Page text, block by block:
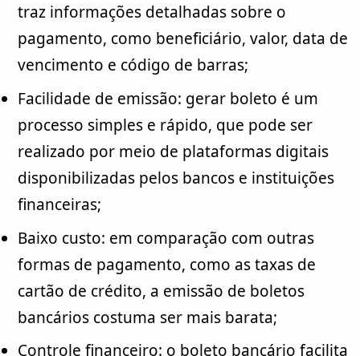
traz informações detalhadas sobre o
pagamento, como beneficiário, valor, data de
vencimento e código de barras;
Facilidade de emissão: gerar boleto é um
processo simples e rápido, que pode ser
realizado por meio de plataformas digitais
disponibilizadas pelos bancos e instituições
financeiras;
Baixo custo: em comparação com outras
formas de pagamento, como as taxas de
cartão de crédito, a emissão de boletos
bancários costuma ser mais barata;
Controle financeiro: o boleto bancário facilita